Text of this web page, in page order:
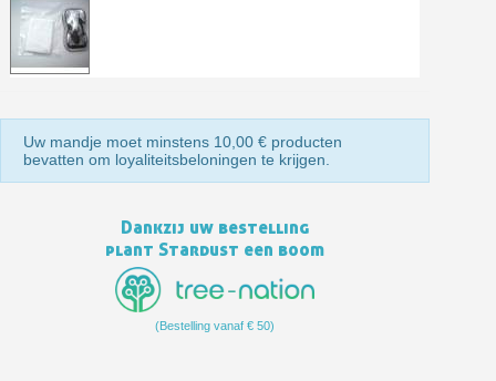
5€ korting op de eerste bestelling
10€ shopping voucher voor elke verwijzing
Schrijf je in voor de nieuwsbrief: €5 korting
Uw mandje moet minstens 10,00 € producten
bevatten om loyaliteitsbeloningen te krijgen.
Dankzij uw bestelling
plant Stardust een boom
(Bestelling vanaf € 50)